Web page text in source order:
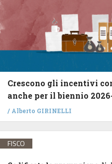
Crescono gli incentivi
anche per il biennio
/ Alberto GIRINELLI
FISCO